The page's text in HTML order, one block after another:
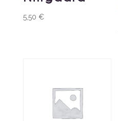
5,50 €